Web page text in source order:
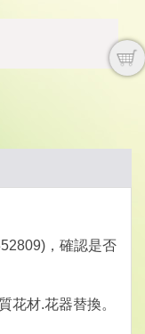
，確認是否
花材.花器替換。